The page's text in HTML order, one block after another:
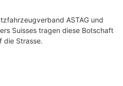
ASTAG und
Suisses tragen diese Botschaft
die Strasse.